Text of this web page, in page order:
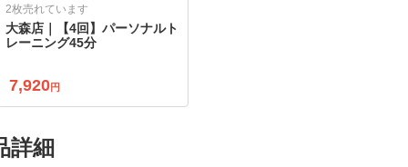
2枚売れています
大森店｜【4回】パーソナルト
レーニング45分
7,920円
詳細